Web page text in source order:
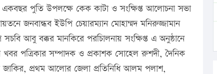
পুতি উপলক্ষে কেক কাটা ও সংক্ষিপ্ত আলোচনা সভা
জনবান্ধব ইউপি চেয়ারম্যান মোহাম্মদ মনিরুজ্জামান
আবু বক্কর মানকিরে পরচিালনায় সংক্ষিপ্ত এ অনুষ্ঠানে
খবর পত্রিকার সম্পাদক ও প্রকাশক সোহেল রুশদী, দৈনিক
জাকির, প্রথম আলোর জেলা প্রতিনিধি আলম পলাশ,